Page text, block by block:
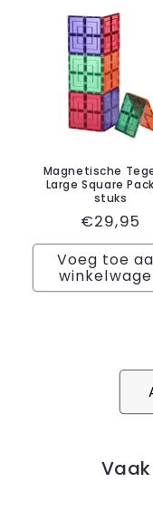
Magnetische
Large Square
stuks
Normale
prijs
€29,95
Voeg toe